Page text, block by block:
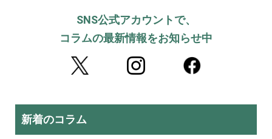
SNS公式アカウントで、
コラムの最新情報をお知らせ中
新着のコラム